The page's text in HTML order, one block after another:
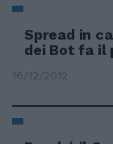
Spread in
dei Bot fa il
16/12/2012